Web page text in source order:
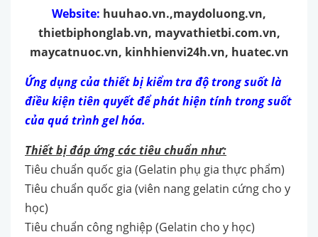
Website: huuhao.vn.,maydoluong.vn,
thietbiphonglab.vn, mayvathietbi.com.vn,
maycatnuoc.vn, kinhhienvi24h.vn, huatec.vn
Ứng dụng của thiết bịkiểm tra độ trong suốt là
điều kiện tiên quyết để phát hiện tính trong suốt
của quá trình gel hóa.
Thiết bị đáp ứng các tiêu chuẩn như:
Tiêu chuẩn quốc gia (Gelatin phụ gia thực phẩm)
Tiêu chuẩn quốc gia (viên nang gelatin cứng cho y
học)
Tiêu chuẩn công nghiệp (Gelatin cho y học)